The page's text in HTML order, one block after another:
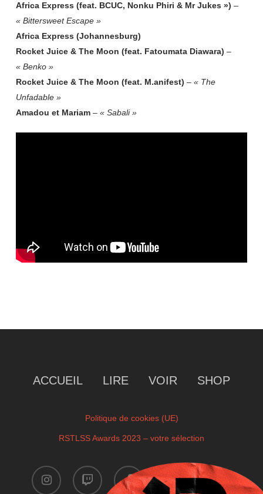
Africa Express (feat. BCUC, Nonku Phiri & Mr Jukes ») –
« Bittersweet Escape »
Africa Express (Johannesburg)
Rocket Juice & The Moon (feat. Fatoumata Diawara) –
« Benko »
Rocket Juice & The Moon (feat. M.anifest) – « The
Unfadable »
Amadou et Mariam– « Sabali »
ACCUEIL LIRE VOIR SHOP
Politique de cookies (UE)
RSTLSS Awards 2023 – votre sélection
instagram twitch facebook youtube
x-
twitter